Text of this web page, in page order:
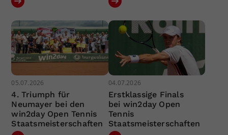
05.07.2026
4. Triumph für
Neumayer bei den
win2day Open Tennis
Staatsmeisterschaften
04.07.2026
Erstklassige Finals
bei win2day Open
Tennis
Staatsmeisterschaften